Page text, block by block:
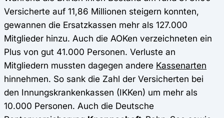
Versicherte auf 11,86 Millionen steigern konnten,
gewannen die Ersatzkassen mehr als 127.000
Mitglieder hinzu. Auch die AOKen verzeichneten ein
Plus von gut 41.000 Personen. Verluste an
Mitgliedern mussten dagegen andere Kassenarten
hinnehmen. So sank die Zahl der Versicherten bei
den Innungskrankenkassen (IKKen) um mehr als
10.000 Personen. Auch die Deutsche